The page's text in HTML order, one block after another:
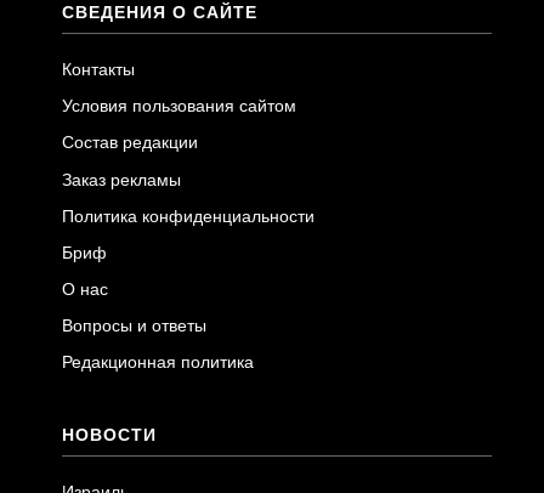
СВЕДЕНИЯ О САЙТЕ
Контакты
Условия пользования сайтом
Состав редакции
Заказ рекламы
Политика конфиденциальности
Бриф
О нас
Вопросы и ответы
Редакционная политика
НОВОСТИ